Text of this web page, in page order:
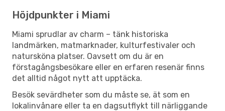
Höjdpunkter i Miami
Miami sprudlar av charm – tänk historiska
landmärken, matmarknader, kulturfestivaler och
natursköna platser. Oavsett om du är en
förstagångsbesökare eller en erfaren resenär finns
det alltid något nytt att upptäcka.
Besök sevärdheter som du måste se, ät som en
lokalinvånare eller ta en dagsutflykt till närliggande